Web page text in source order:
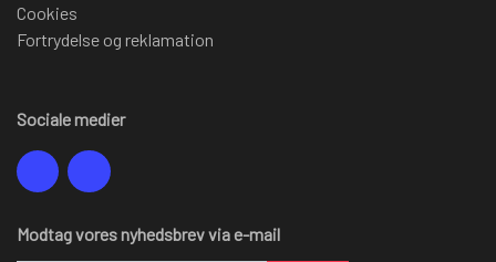
Cookies
Fortrydelse og reklamation
Sociale medier
Modtag vores nyhedsbrev via e-mail